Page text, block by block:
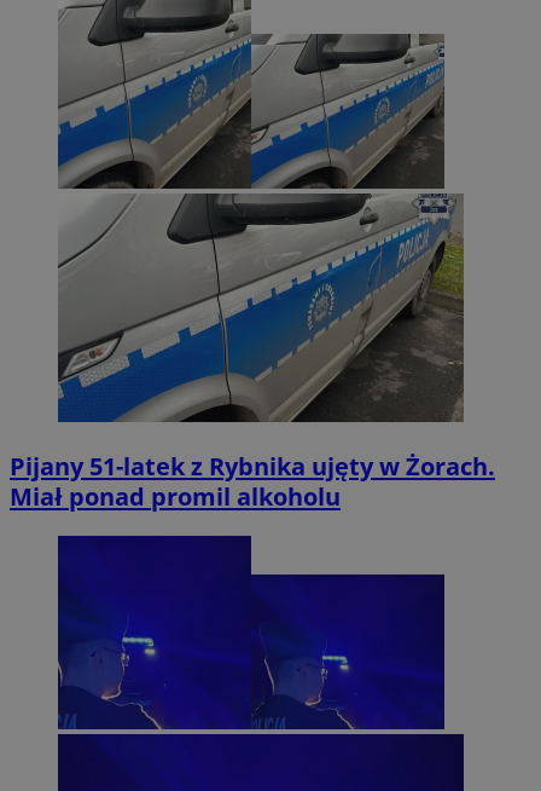
Pijany 51-latek z Rybnika ujęty w Żorach.
Miał ponad promil alkoholu